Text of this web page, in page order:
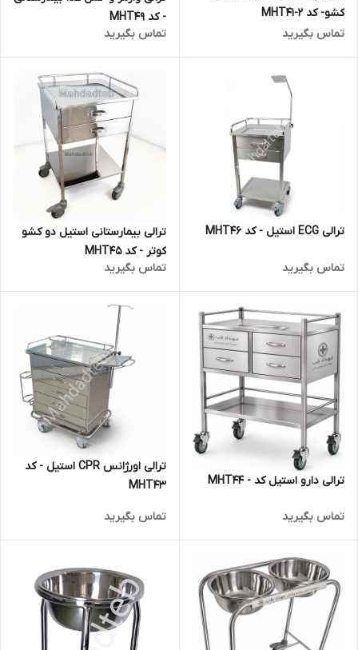
کشو- کد MHT41-2
تماس بگیرید
- کد MHT49
تماس بگیرید
ترالی ECG استیل - کد MHT46
تماس بگیرید
ترالی بیمارستانی استیل دو کشو
کوتر - کد MHT45
تماس بگیرید
ترالی دارو استیل کد - MHT44
تماس بگیرید
ترالی اورژانس CPR استیل - کد
MHT43
تماس بگیرید